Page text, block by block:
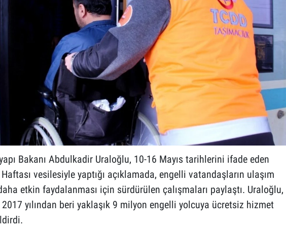
Bakanı Abdulkadir Uraloğlu, 10-16 Mayıs tarihlerini ifade eden
vesilesiyle yaptığı açıklamada, engelli vatandaşların ulaşım
etkin faydalanması için sürdürülen çalışmaları paylaştı. Uraloğlu,
yılından beri yaklaşık 9 milyon engelli yolcuya ücretsiz hizmet